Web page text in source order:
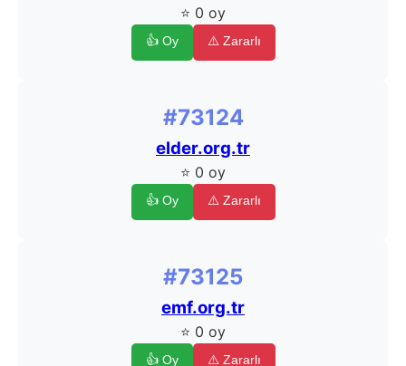
⭐ 0 oy
👍 Oy ⚠️ Zararlı
#73124
elder.org.tr
⭐ 0 oy
👍 Oy ⚠️ Zararlı
#73125
emf.org.tr
⭐ 0 oy
👍 Oy ⚠️ Zararlı